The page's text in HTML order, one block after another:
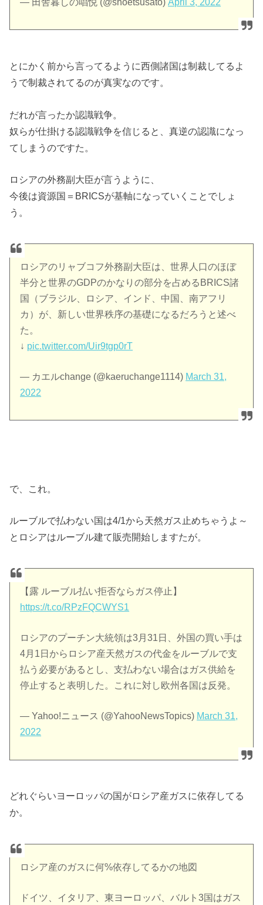
— 田舎暮しの唱悦 (@shoetsusato)April 3, 2022
とにかく前から言ってるように西側諸国は制裁してるよ
うで制裁されてるのが真実なのです。
だれが言ったか認識戦争。
奴らが仕掛ける認識戦争を信じると、真逆の認識になっ
てしまうのですた。
ロシアの外務副大臣が言うように、
今後は資源国＝BRICSが基軸になっていくことでしょ
う。
ロシアのリャブコフ外務副大臣は、世界人口のほぼ
半分と世界のGDPのかなりの部分を占めるBRICS諸
国（ブラジル、ロシア、インド、中国、南アフリ
カ）が、新しい世界秩序の基礎になるだろうと述べ
た。
↓ pic.twitter.com/Uir9tgp0rT
— カエルchange (@kaeruchange1114) March 31,
2022
で、これ。
ルーブルで払わない国は4/1から天然ガス止めちゃうよ～
とロシアはルーブル建て販売開始しますたが。
【露 ルーブル払い拒否ならガス停止】
https://t.co/RPzFQCWYS1
ロシアのプーチン大統領は3月31日、外国の買い手は
4月1日からロシア産天然ガスの代金をルーブルで支
払う必要があるとし、支払わない場合はガス供給を
停止すると表明した。これに対し欧州各国は反発。
— Yahoo!ニュース (@YahooNewsTopics) March 31,
2022
どれぐらいヨーロッパの国がロシア産ガスに依存してる
か。
ロシア産のガスに何%依存してるかの地図
ドイツ、イタリア、東ヨーロッパ、バルト3国はガス